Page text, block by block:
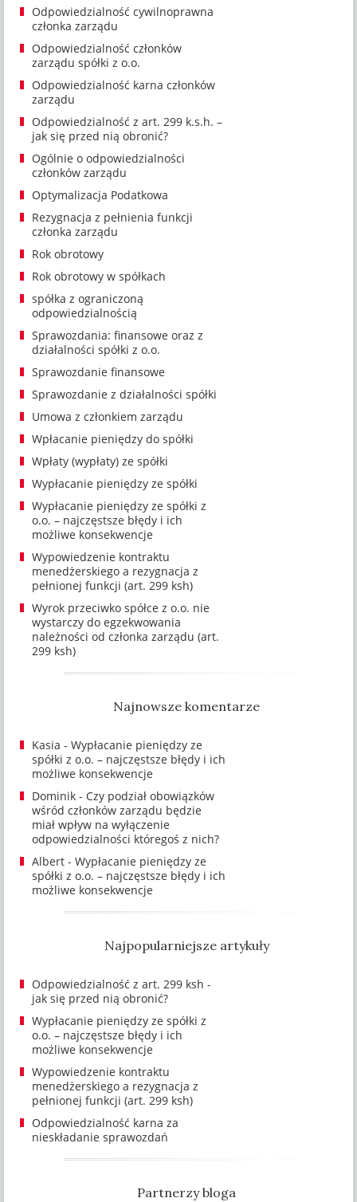
Odpowiedzialność cywilnoprawna
członka zarządu
Odpowiedzialność członków
zarządu spółki z o.o.
Odpowiedzialność karna członków
zarządu
Odpowiedzialność z art. 299 k.s.h. –
jak się przed nią obronić?
Ogólnie o odpowiedzialności
członków zarządu
Optymalizacja Podatkowa
Rezygnacja z pełnienia funkcji
członka zarządu
Rok obrotowy
Rok obrotowy w spółkach
spółka z ograniczoną
odpowiedzialnością
Sprawozdania: finansowe oraz z
działalności spółki z o.o.
Sprawozdanie finansowe
Sprawozdanie z działalności spółki
Umowa z członkiem zarządu
Wpłacanie pieniędzy do spółki
Wpłaty (wypłaty) ze spółki
Wypłacanie pieniędzy ze spółki
Wypłacanie pieniędzy ze spółki z
o.o. – najczęstsze błędy i ich
możliwe konsekwencje
Wypowiedzenie kontraktu
menedżerskiego a rezygnacja z
pełnionej funkcji (art. 299 ksh)
Wyrok przeciwko spółce z o.o. nie
wystarczy do egzekwowania
należności od członka zarządu (art.
299 ksh)
Najnowsze komentarze
Kasia - Wypłacanie pieniędzy ze
spółki z o.o. – najczęstsze błędy i ich
możliwe konsekwencje
Dominik - Czy podział obowiązków
wśród członków zarządu będzie
miał wpływ na wyłączenie
odpowiedzialności któregoś z nich?
Albert - Wypłacanie pieniędzy ze
spółki z o.o. – najczęstsze błędy i ich
możliwe konsekwencje
Najpopularniejsze artykuły
Odpowiedzialność z art. 299 ksh -
jak się przed nią obronić?
Wypłacanie pieniędzy ze spółki z
o.o. – najczęstsze błędy i ich
możliwe konsekwencje
Wypowiedzenie kontraktu
menedżerskiego a rezygnacja z
pełnionej funkcji (art. 299 ksh)
Odpowiedzialność karna za
nieskładanie sprawozdań
Partnerzy bloga